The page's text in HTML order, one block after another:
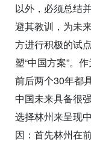
以外，必须总结
避其教训，为未
方进行积极的试
塑“中国方案”。
前后两个30年都
中国未来具备很
选择林州来呈现
因：首先林州在